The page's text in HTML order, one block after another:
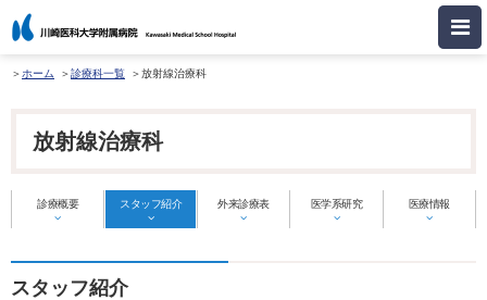
ホーム 診療科一覧 放射線治療科
放射線治療科
診療概要 スタッフ紹介 外来診療表 医学系研究 医療情報
スタッフ紹介